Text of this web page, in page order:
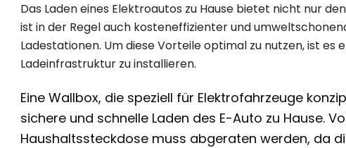
Das Laden eines Elektroautos zu Hause bietet nicht nur
ist in der Regel auch kosteneffizienter und
Ladestationen. Um diese Vorteile optimal zu nutzen, ist es
Ladeinfrastruktur zu installieren.
Eine Wallbox, die speziell für Elektrofahrzeuge
sichere und schnelle Laden des E-Auto zu Hause.
Haushaltssteckdose muss abgeraten werden, da